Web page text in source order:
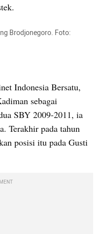
Brodjonegoro. Foto:
Indonesia Bersatu,
sebagai
SBY 2009-2011, ia
Terakhir pada tahun
posisi itu pada Gusti